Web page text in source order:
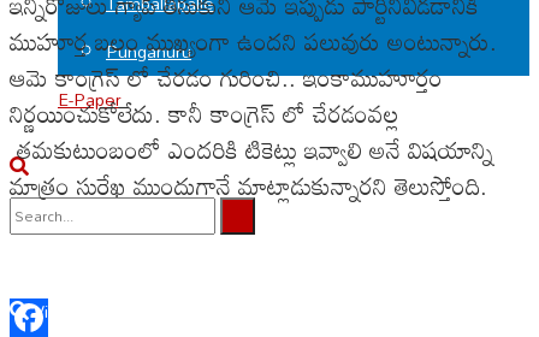
Punganuru
E-Paper
View All Result
ముహూర్త బలం ముఖ్యంగా ఉందని పలువురు అంటున్నారు.
ఆమె కాంగ్రెస్ లో చేరడం గురించి.. ఇంకాముహూర్తం
నిర్ణయించుకోలేదు. కానీ కాంగ్రెస్ లో చేరడంవల్ల
తమకుటుంబంలో ఎందరికి టికెట్లు ఇవ్వాలి అనే విషయాన్ని
మాత్రం సురేఖ ముందుగానే మాట్లాడుకున్నారని తెలుస్తోంది.